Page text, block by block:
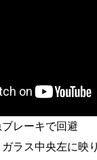
レーキで回避
ラス中央左に映